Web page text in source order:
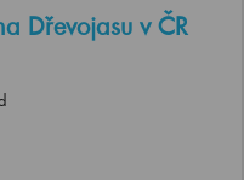
Dřevojasu v ČR